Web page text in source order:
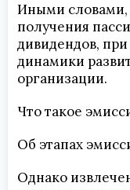
Иными словами,
получения
дивидендов,
динамики
организации.
Что такое
Об этапах
Однако